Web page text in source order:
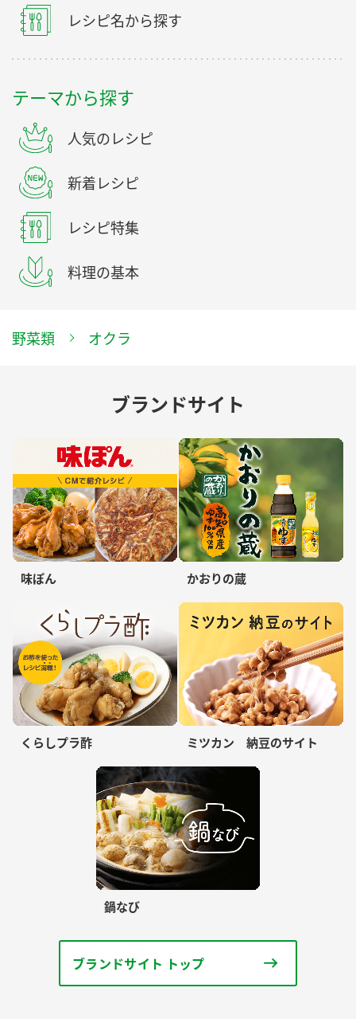
レシピ名から探す
テーマから探す
人気のレシピ
新着レシピ
レシピ特集
料理の基本
野菜類 オクラ
ブランドサイト
味ぽん かおりの蔵
くらしプラ酢 ミツカン 納豆のサイト
鍋なび
ブランドサイト トップ